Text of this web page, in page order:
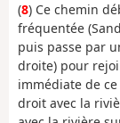
(8) Ce chemin
fréquentée
puis passe par
droite) pour
immédiate de
droit avec la